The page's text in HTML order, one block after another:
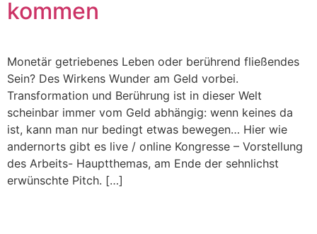
kommen
Monetär getriebenes Leben oder berührend fließendes
Sein? Des Wirkens Wunder am Geld vorbei.
Transformation und Berührung ist in dieser Welt
scheinbar immer vom Geld abhängig: wenn keines da
ist, kann man nur bedingt etwas bewegen… Hier wie
andernorts gibt es live / online Kongresse – Vorstellung
des Arbeits- Hauptthemas, am Ende der sehnlichst
erwünschte Pitch. […]